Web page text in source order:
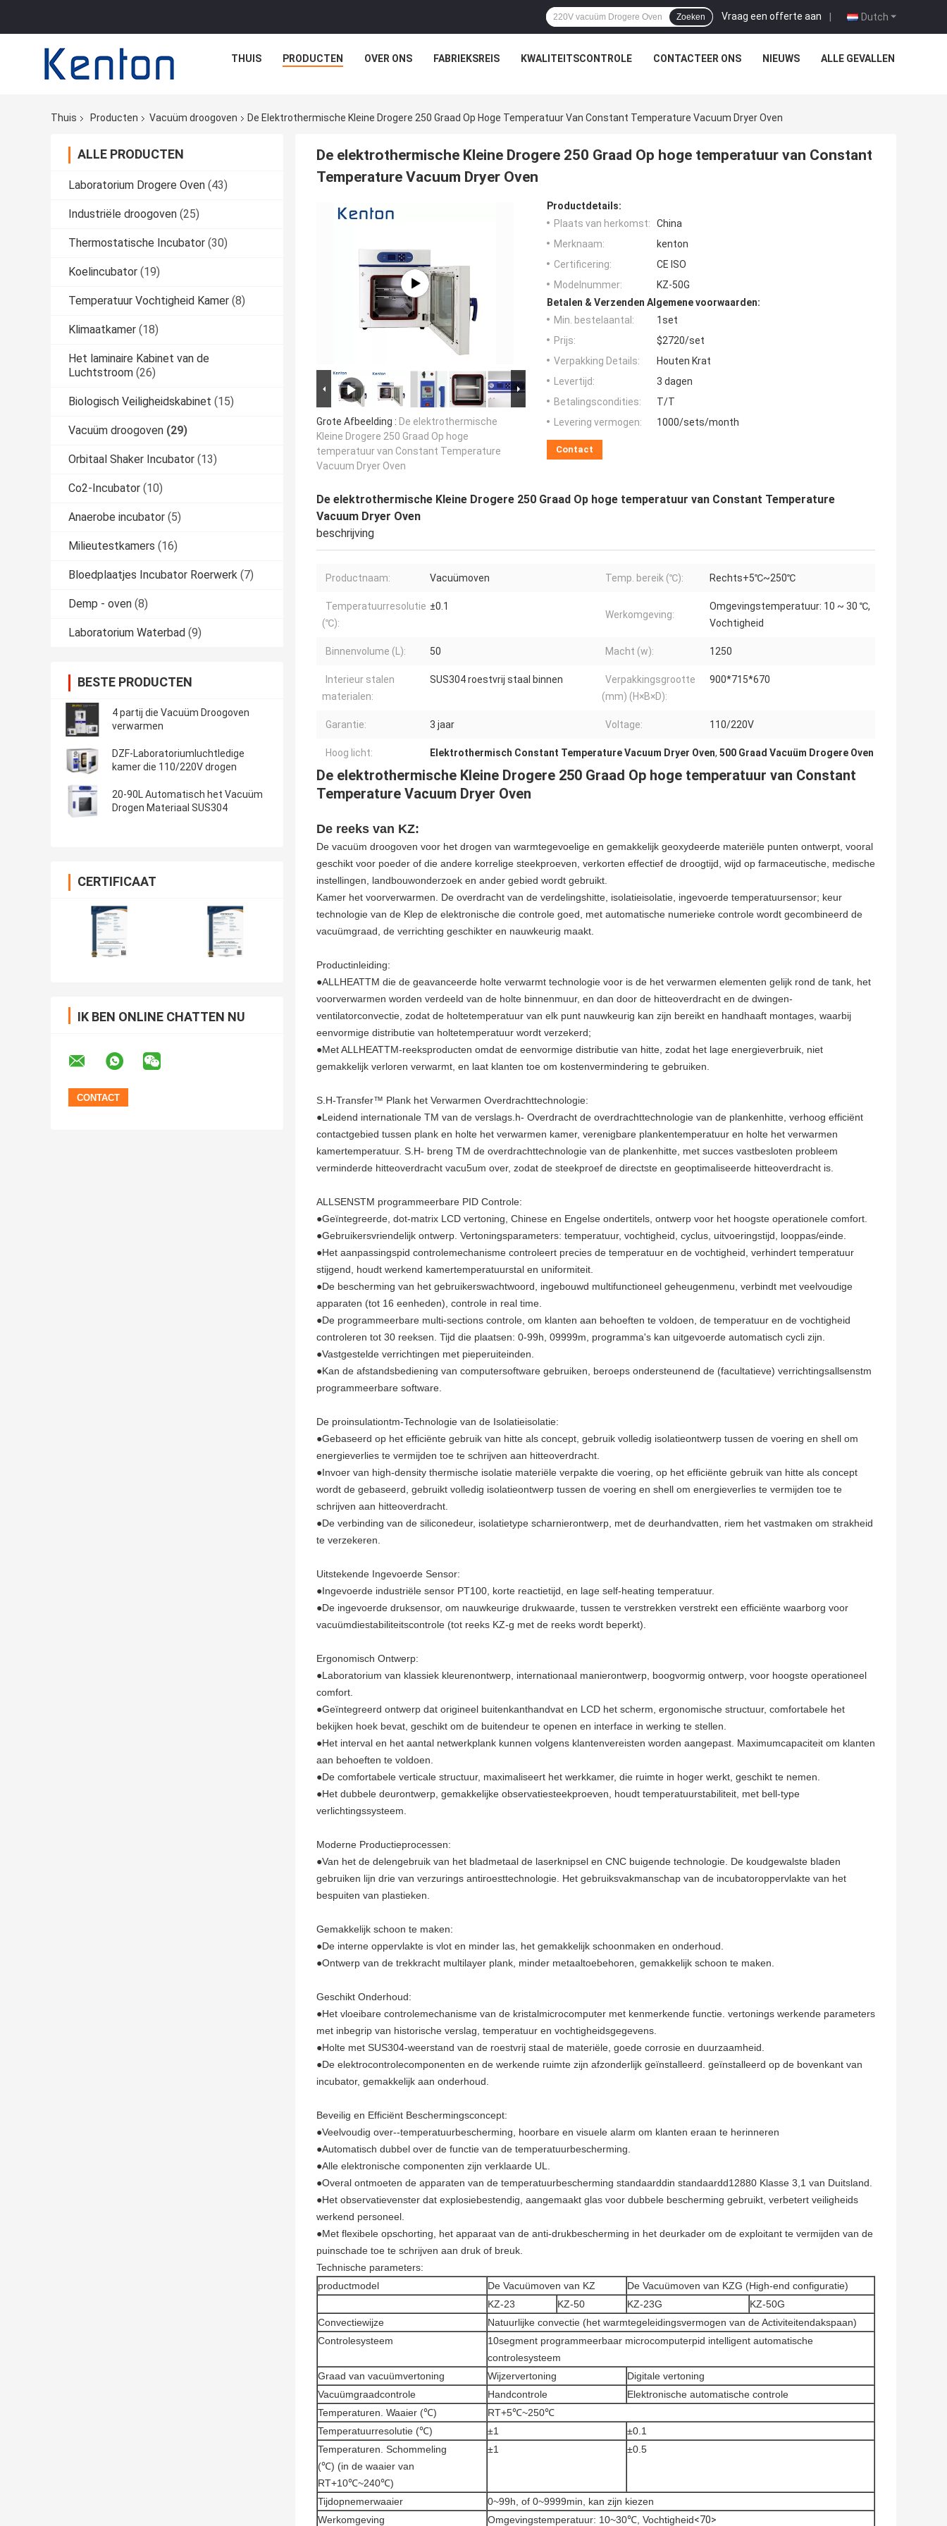
Dutch
Vraag een offerte aan |
Zoeken
THUIS PRODUCTEN OVER ONS FABRIEKSREIS KWALITEITSCONTROLE CONTACTEER ONS NIEUWS ALLE GEVALLEN
Thuis Producten Vacuüm droogoven De Elektrothermische Kleine Drogere 250 Graad Op Hoge Temperatuur Van Constant Temperature Vacuum Dryer Oven
ALLE PRODUCTEN
Laboratorium Drogere Oven (43)
Industriële droogoven (25)
Thermostatische Incubator (30)
Koelincubator (19)
Temperatuur Vochtigheid Kamer (8)
Klimaatkamer (18)
Het laminaire Kabinet van de
Luchtstroom (26)
Biologisch Veiligheidskabinet (15)
Vacuüm droogoven (29)
Orbitaal Shaker Incubator (13)
Co2-Incubator (10)
Anaerobe incubator (5)
Milieutestkamers (16)
Bloedplaatjes Incubator Roerwerk (7)
Demp - oven (8)
Laboratorium Waterbad (9)
BESTE PRODUCTEN
4 partij die Vacuüm Droogoven
verwarmen
DZF-Laboratoriumluchtledige
kamer die 110/220V drogen
20-90L Automatisch het Vacuüm
Drogen Materiaal SUS304
CERTIFICAAT
IK BEN ONLINE CHATTEN NU
De elektrothermische Kleine Drogere 250 Graad Op hoge temperatuur van Constant
Temperature Vacuum Dryer Oven
Grote Afbeelding : De elektrothermische
Kleine Drogere 250 Graad Op hoge
temperatuur van Constant Temperature
Vacuum Dryer Oven
Productdetails:
Plaats van herkomst:
China
Merknaam:
kenton
Certificering:
CE ISO
Modelnummer:
KZ-50G
Betalen & Verzenden Algemene voorwaarden:
Min. bestelaantal:
1set
Prijs:
$2720/set
Verpakking Details:
Houten Krat
Levertijd:
3 dagen
Betalingscondities:
T/T
Levering vermogen:
1000/sets/month
Contact
De elektrothermische Kleine Drogere 250 Graad Op hoge temperatuur van Constant Temperature
Vacuum Dryer Oven
beschrijving
Productnaam: Vacuümoven Temp. bereik (℃): Rechts+5℃~250℃
Temperatuurresolutie
(℃):
±0.1
Werkomgeving:
Omgevingstemperatuur: 10 ~ 30 ℃,
Vochtigheid
Binnenvolume (L): 50 Macht (w): 1250
Interieur stalen
materialen:
SUS304 roestvrij staal binnen
Verpakkingsgrootte
(mm) (H×B×D):
900*715*670
Garantie: 3 jaar Voltage: 110/220V
Hoog licht: Elektrothermisch Constant Temperature Vacuum Dryer Oven, 500 Graad Vacuüm Drogere Oven
De elektrothermische Kleine Drogere 250 Graad Op hoge temperatuur van Constant
Temperature Vacuum Dryer Oven
De reeks van KZ:
De vacuüm droogoven voor het drogen van warmtegevoelige en gemakkelijk geoxydeerde materiële punten ontwerpt, vooral
geschikt voor poeder of die andere korrelige steekproeven, verkorten effectief de droogtijd, wijd op farmaceutische, medische
instellingen, landbouwonderzoek en ander gebied wordt gebruikt.
Kamer het voorverwarmen. De overdracht van de verdelingshitte, isolatieisolatie, ingevoerde temperatuursensor; keur
technologie van de Klep de elektronische die controle goed, met automatische numerieke controle wordt gecombineerd de
vacuümgraad, de verrichting geschikter en nauwkeurig maakt.
Productinleiding:
●ALLHEATTM die de geavanceerde holte verwarmt technologie voor is de het verwarmen elementen gelijk rond de tank, het
voorverwarmen worden verdeeld van de holte binnenmuur, en dan door de hitteoverdracht en de dwingen-
ventilatorconvectie, zodat de holtetemperatuur van elk punt nauwkeurig kan zijn bereikt en handhaaft montages, waarbij
eenvormige distributie van holtetemperatuur wordt verzekerd;
●Met ALLHEATTM-reeksproducten omdat de eenvormige distributie van hitte, zodat het lage energieverbruik, niet
gemakkelijk verloren verwarmt, en laat klanten toe om kostenvermindering te gebruiken.
S.H-Transfer™ Plank het Verwarmen Overdrachttechnologie:
●Leidend internationale TM van de verslags.h- Overdracht de overdrachttechnologie van de plankenhitte, verhoog efficiënt
contactgebied tussen plank en holte het verwarmen kamer, verenigbare plankentemperatuur en holte het verwarmen
kamertemperatuur. S.H- breng TM de overdrachttechnologie van de plankenhitte, met succes vastbesloten probleem
verminderde hitteoverdracht vacu5um over, zodat de steekproef de directste en geoptimaliseerde hitteoverdracht is.
ALLSENSTM programmeerbare PID Controle:
●Geïntegreerde, dot-matrix LCD vertoning, Chinese en Engelse ondertitels, ontwerp voor het hoogste operationele comfort.
●Gebruikersvriendelijk ontwerp. Vertoningsparameters: temperatuur, vochtigheid, cyclus, uitvoeringstijd, looppas/einde.
●Het aanpassingspid controlemechanisme controleert precies de temperatuur en de vochtigheid, verhindert temperatuur
stijgend, houdt werkend kamertemperatuurstal en uniformiteit.
●De bescherming van het gebruikerswachtwoord, ingebouwd multifunctioneel geheugenmenu, verbindt met veelvoudige
apparaten (tot 16 eenheden), controle in real time.
●De programmeerbare multi-sections controle, om klanten aan behoeften te voldoen, de temperatuur en de vochtigheid
controleren tot 30 reeksen. Tijd die plaatsen: 0-99h, 09999m, programma's kan uitgevoerde automatisch cycli zijn.
●Vastgestelde verrichtingen met pieperuiteinden.
●Kan de afstandsbediening van computersoftware gebruiken, beroeps ondersteunend de (facultatieve) verrichtingsallsenstm
programmeerbare software.
De proinsulationtm-Technologie van de Isolatieisolatie:
●Gebaseerd op het efficiënte gebruik van hitte als concept, gebruik volledig isolatieontwerp tussen de voering en shell om
energieverlies te vermijden toe te schrijven aan hitteoverdracht.
●Invoer van high-density thermische isolatie materiële verpakte die voering, op het efficiënte gebruik van hitte als concept
wordt de gebaseerd, gebruikt volledig isolatieontwerp tussen de voering en shell om energieverlies te vermijden toe te
schrijven aan hitteoverdracht.
●De verbinding van de siliconedeur, isolatietype scharnierontwerp, met de deurhandvatten, riem het vastmaken om strakheid
te verzekeren.
Uitstekende Ingevoerde Sensor:
●Ingevoerde industriële sensor PT100, korte reactietijd, en lage self-heating temperatuur.
●De ingevoerde druksensor, om nauwkeurige drukwaarde, tussen te verstrekken verstrekt een efficiënte waarborg voor
vacuümdiestabiliteitscontrole (tot reeks KZ-g met de reeks wordt beperkt).
Ergonomisch Ontwerp:
●Laboratorium van klassiek kleurenontwerp, internationaal manierontwerp, boogvormig ontwerp, voor hoogste operationeel
comfort.
●Geïntegreerd ontwerp dat origineel buitenkanthandvat en LCD het scherm, ergonomische structuur, comfortabele het
bekijken hoek bevat, geschikt om de buitendeur te openen en interface in werking te stellen.
●Het interval en het aantal netwerkplank kunnen volgens klantenvereisten worden aangepast. Maximumcapaciteit om klanten
aan behoeften te voldoen.
●De comfortabele verticale structuur, maximaliseert het werkkamer, die ruimte in hoger werkt, geschikt te nemen.
●Het dubbele deurontwerp, gemakkelijke observatiesteekproeven, houdt temperatuurstabiliteit, met bell-type
verlichtingssysteem.
Moderne Productieprocessen:
●Van het de delengebruik van het bladmetaal de laserknipsel en CNC buigende technologie. De koudgewalste bladen
gebruiken lijn drie van verzurings antiroesttechnologie. Het gebruiksvakmanschap van de incubatoroppervlakte van het
bespuiten van plastieken.
Gemakkelijk schoon te maken:
●De interne oppervlakte is vlot en minder las, het gemakkelijk schoonmaken en onderhoud.
●Ontwerp van de trekkracht multilayer plank, minder metaaltoebehoren, gemakkelijk schoon te maken.
Geschikt Onderhoud:
●Het vloeibare controlemechanisme van de kristalmicrocomputer met kenmerkende functie. vertonings werkende parameters
met inbegrip van historische verslag, temperatuur en vochtigheidsgegevens.
●Holte met SUS304-weerstand van de roestvrij staal de materiële, goede corrosie en duurzaamheid.
●De elektrocontrolecomponenten en de werkende ruimte zijn afzonderlijk geïnstalleerd. geïnstalleerd op de bovenkant van
incubator, gemakkelijk aan onderhoud.
Beveilig en Efficiënt Beschermingsconcept:
●Veelvoudig over--temperatuurbescherming, hoorbare en visuele alarm om klanten eraan te herinneren
●Automatisch dubbel over de functie van de temperatuurbescherming.
●Alle elektronische componenten zijn verklaarde UL.
●Overal ontmoeten de apparaten van de temperatuurbescherming standaarddin standaardd12880 Klasse 3,1 van Duitsland.
●Het observatievenster dat explosiebestendig, aangemaakt glas voor dubbele bescherming gebruikt, verbetert veiligheids
werkend personeel.
●Met flexibele opschorting, het apparaat van de anti-drukbescherming in het deurkader om de exploitant te vermijden van de
puinschade toe te schrijven aan druk of breuk.
Technische parameters:
productmodel
De Vacuümoven van KZ
De Vacuümoven van KZG (High-end configuratie)
KZ-23
KZ-50 KZ-23G
KZ-50G
Convectiewijze
Natuurlijke convectie (het warmtegeleidingsvermogen van de Activiteitendakspaan)
Controlesysteem
10segment programmeerbaar microcomputerpid intelligent automatische
controlesysteem
Graad van vacuümvertoning
Wijzervertoning
Digitale vertoning
Vacuümgraadcontrole
Handcontrole
Elektronische automatische controle
Temperaturen. Waaier (℃)
RT+5℃~250℃
Temperatuurresolutie (℃)
±1
±0.1
Temperaturen. Schommeling
(℃) (in de waaier van
RT+10℃~240℃)
±1 ±0.5
Tijdopnemerwaaier
0~99h, of 0~9999min, kan zijn kiezen
Werkomgeving
Omgevingstemperatuur: 10~30℃, Vochtigheid<70>